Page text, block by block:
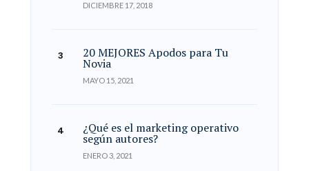
DICIEMBRE 17, 2018
20 MEJORES Apodos para Tu
Novia
MAYO 15, 2021
¿Qué es el marketing operativo
según autores?
ENERO 3, 2021